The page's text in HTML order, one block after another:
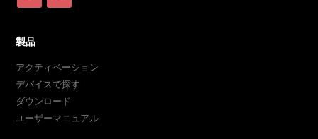
製品
アクティベーション
デバイスで探す
ダウンロード
ユーザーマニュアル